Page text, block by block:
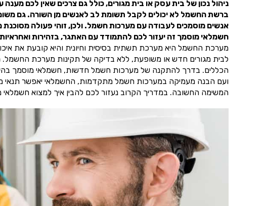
ניהול נכון של בית עסק או בית מגורים, כולל גם צרכים שאין לכם
ברשת החשמל לא יכולים לקבל תשומת לב לאנשים מן השורה. גם
אנשים מוסמכים לעבודה עם מערכות חשמל. ולכן, זוהי פעולה
חשמלאי מוסמך זה יעזור לכם להתמודד עם האתגר, בזהירות
מערכת החשמל היא מערכת תשתית בסיסית וחיונית והיא קובעת את
לבית מגורים חדש או משופעת, ללא בדיקה של תקינות מערכת
הכללים. בדרך להתקנה של מערכות חשמל חדשות, חשמלאי מוסמך
ועם הבנה מעמיקה במערכות חשמל מתקדמות, החשמלאי יאפשר תנאי
המשימה החשובה. במדריך הקרוב נעזור לכם להבין איך למצוא חשמלאי